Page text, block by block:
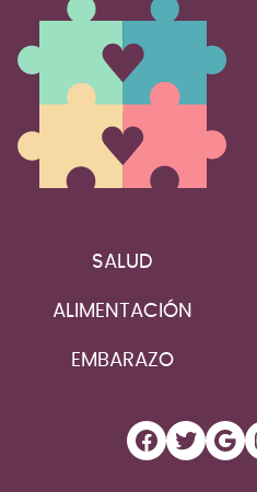
SALUD
ALIMENTACIÓN
EMBARAZO
Facebook